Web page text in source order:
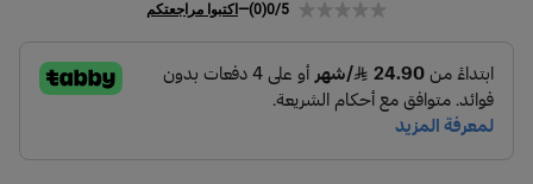
0/5
(0)
— اكتبوا مراجعتكم